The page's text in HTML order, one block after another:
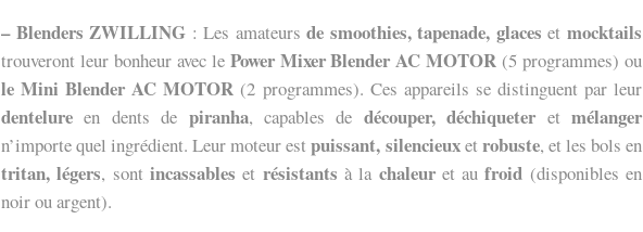
– Blenders ZWILLING : Les amateursde smoothies, tapenade, glaces etmocktails
trouveront leur bonheur avec le Power Mixer Blender AC MOTOR (5 programmes) ou
le Mini Blender AC MOTOR (2 programmes). Ces appareils se distinguent par leur
dentelureen dents de piranha, capables de découper, déchiqueter etmélanger
n’importe quel ingrédient. Leur moteur estpuissant, silencieuxet robuste, et les bols en
tritan, légers, sont incassables et résistants à la chaleuret aufroid (disponibles en
noir ou argent).